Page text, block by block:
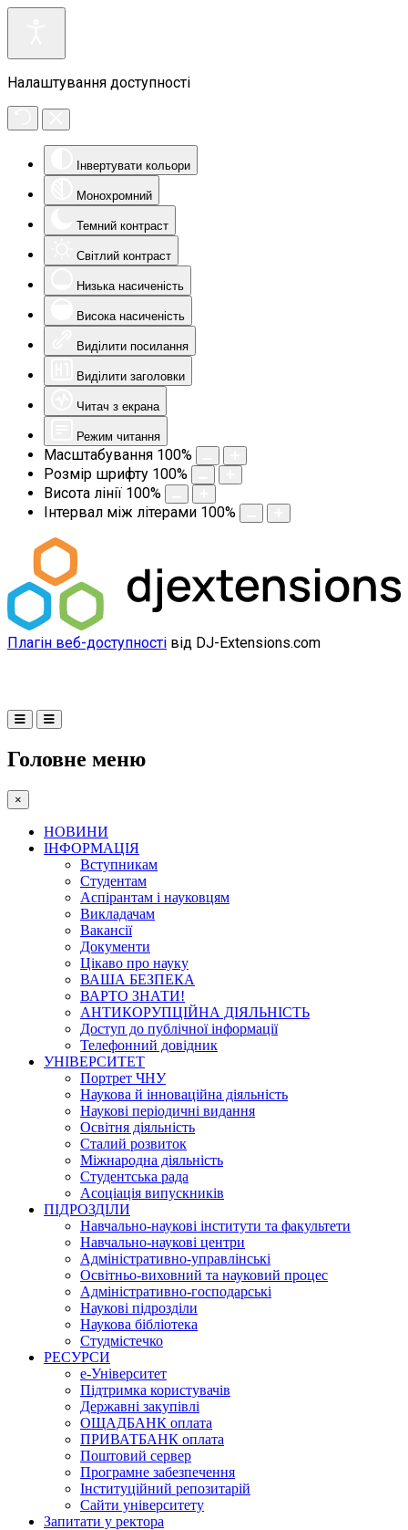
Налаштування доступності
Інвертувати кольори
Монохромний
Темний контраст
Світлий контраст
Низька насиченість
Висока насиченість
Виділити посилання
Виділити заголовки
Читач з екрана
Режим читання
Масштабування 100%
Розмір шрифту 100%
Висота лінії 100%
Інтервал між літерами 100%
Плагін веб-доступності від DJ-Extensions.com
Головне меню
×
НОВИНИ
ІНФОРМАЦІЯ
Вступникам
Студентам
Аспірантам і науковцям
Викладачам
Вакансії
Документи
Цікаво про науку
ВАША БЕЗПЕКА
ВАРТО ЗНАТИ!
АНТИКОРУПЦІЙНА ДІЯЛЬНІСТЬ
Доступ до публічної інформації
Телефонний довідник
УНІВЕРСИТЕТ
Портрет ЧНУ
Наукова й інноваційна діяльність
Наукові періодичні видання
Освітня діяльність
Сталий розвиток
Міжнародна діяльність
Студентська рада
Асоціація випускників
ПІДРОЗДІЛИ
Навчально-наукові інститути та факультети
Навчально-наукові центри
Адміністративно-управлінські
Освітньо-виховний та науковий процес
Адміністративно-господарські
Наукові підрозділи
Наукова бібліотека
Студмістечко
РЕСУРСИ
е-Університет
Підтримка користувачів
Державні закупівлі
ОЩАДБАНК оплата
ПРИВАТБАНК оплата
Поштовий сервер
Програмне забезпечення
Інституційний репозитарій
Сайти університету
Запитати у ректора